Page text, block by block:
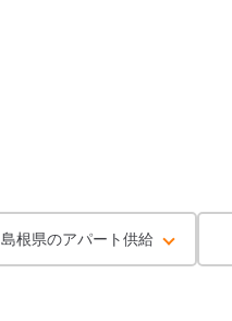
島根県のアパート供給